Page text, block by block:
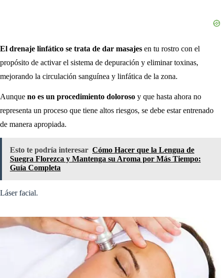
El drenaje linfático se trata de dar masajes en tu rostro con el
propósito de activar el sistema de depuración y eliminar toxinas,
mejorando la circulación sanguínea y linfática de la zona.
Aunque no es un procedimiento doloroso y que hasta ahora no
representa un proceso que tiene altos riesgos, se debe estar entrenado
de manera apropiada.
Esto te podría interesar Cómo Hacer que la Lengua de
Suegra Florezca y Mantenga su Aroma por Más Tiempo:
Guía Completa
Láser facial.